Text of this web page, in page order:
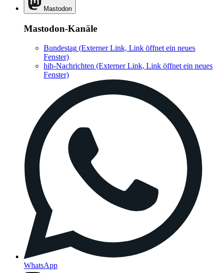
Mastodon
Mastodon-Kanäle
Bundestag (Externer Link, Link öffnet ein neues
Fenster)
hib-Nachrichten (Externer Link, Link öffnet ein neues
Fenster)
WhatsApp